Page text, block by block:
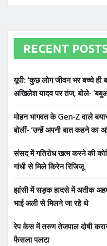
RECENT
यूपी: ‘कुछ लोग जीवन भर बच्चे ही
अखिलेश यादव पर तंज, बोले-
मोहन भागवत के Gen-Z वाले
बोलीं- ‘उन्हें अपनी बात कहने का
संसद में गतिरोध खत्म करने की
गांधी से मिले किरेन रिजिजू
झांसी में सड़क हादसे में अतीक
भाई अली से मिलने जा रहे थे
रेप केस में तरुण तेजपाल दोषी
फैसला पलटा